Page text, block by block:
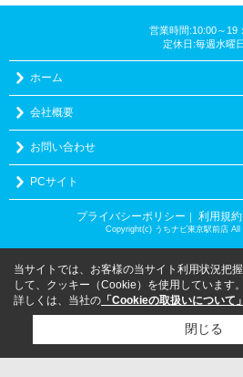
営業時間:10:00～19
定休日:毎週水曜日
ホーム
会社概要
お問い合わせ
PCサイト
プライバシーポリシー ｜ 利用規約
Copyright(c) うちナビ東京駅前店 All
当サイトでは、お客様の当サイト利用状況把
して、クッキー（Cookie）を使用しています。
詳しくは、当社の 「Cookieの取扱いについて」
閉じる